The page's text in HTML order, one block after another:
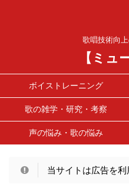
歌唱技術向
【ミュ
ボイストレーニング
歌の雑学・研究・考察
声の悩み・歌の悩み
当サイトは広告を